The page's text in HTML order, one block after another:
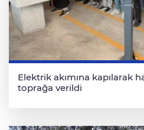
Elektrik akımına kapılarak
toprağa verildi